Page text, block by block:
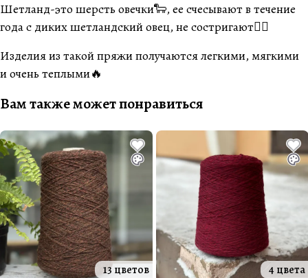
Шетланд-это шерсть овечки🐑, ее счесывают в течение
года с диких шетландский овец, не состригают☝🏽
Изделия из такой пряжи получаются легкими, мягкими
и очень теплыми🔥
Вам также может понравиться
13 цветов 4 цвета